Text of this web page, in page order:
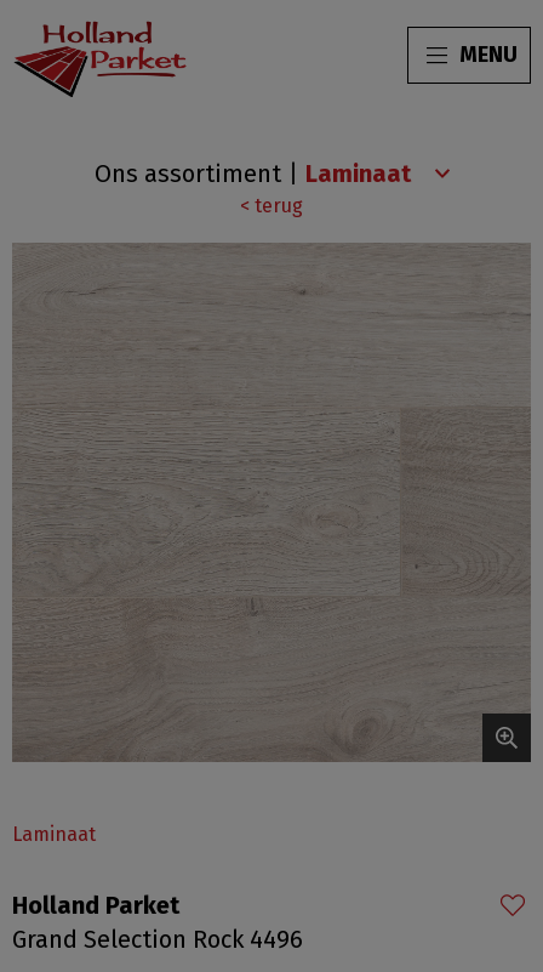
MENU
4496
Ons assortiment
< terug
Laminaat
Holland Parket
Grand Selection Rock 4496